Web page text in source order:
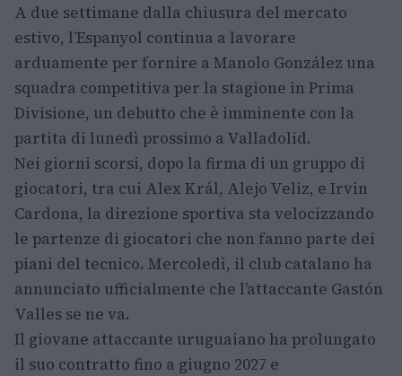
A due settimane dalla chiusura del mercato
estivo, l’Espanyol continua a lavorare
arduamente per fornire a Manolo González una
squadra competitiva per la stagione in Prima
Divisione, un debutto che è imminente con la
partita di lunedì prossimo a Valladolid.
Nei giorni scorsi, dopo la firma di un gruppo di
giocatori, tra cui Alex Král, Alejo Veliz, e Irvin
Cardona, la direzione sportiva sta velocizzando
le partenze di giocatori che non fanno parte dei
piani del tecnico. Mercoledì, il club catalano ha
annunciato ufficialmente che l’attaccante Gastón
Valles se ne va.
Il giovane attaccante uruguaiano ha prolungato
il suo contratto fino a giugno 2027 e